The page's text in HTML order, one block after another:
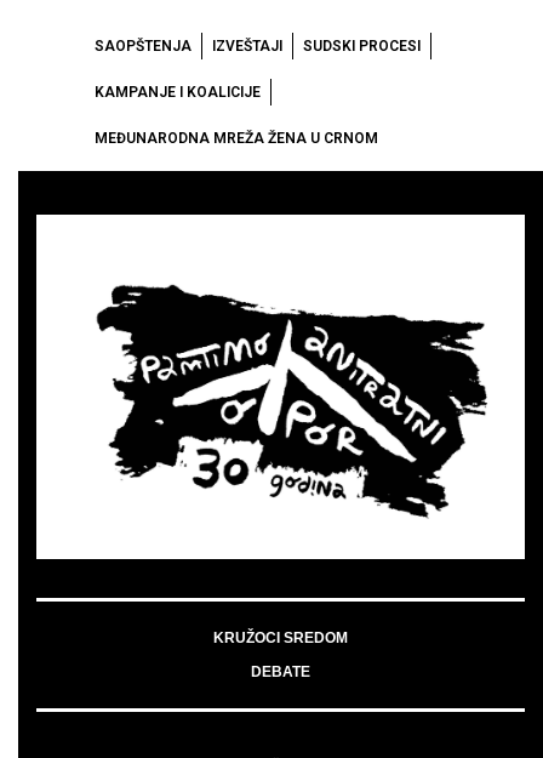
SAOPŠTENJA IZVEŠTAJI SUDSKI PROCESI
KAMPANJE I KOALICIJE
MEĐUNARODNA MREŽA ŽENA U CRNOM
KRUŽOCI SREDOM
DEBATE